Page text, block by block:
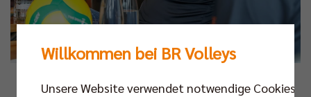
Fotos: Pressefoto Gora
Willkommen bei BR Volleys
Unsere Website verwendet notwendige Cookies,